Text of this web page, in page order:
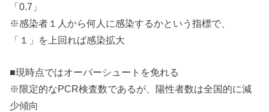
「0.7」
※感染者１人から何人に感染するかという指標で、
「１」を上回れば感染拡大
■現時点ではオーバーシュートを免れる
※限定的なPCR検査数であるが、陽性者数は全国的に減
少傾向